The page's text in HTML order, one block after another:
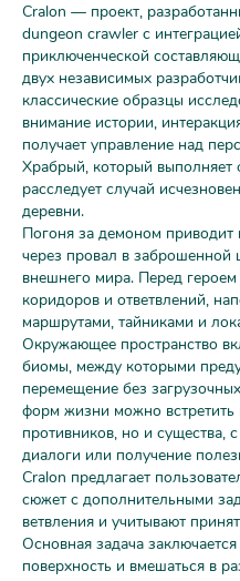
Cralon — проект,
dungeon crawler с
приключенческой
двух независимых
классические образцы
внимание истории,
получает управление над
Храбрый, который
расследует случай
деревни.
Погоня за демоном
через провал в заброшенной
внешнего мира. Перед
коридоров и ответвлений,
маршрутами, тайниками и
Окружающее пространство
биомы, между которыми
перемещение без
форм жизни можно встретить
противников, но и
диалоги или получение
Cralon предлагает
сюжет с дополнительными
ветвления и учитывают
Основная задача
поверхность и вмешаться в